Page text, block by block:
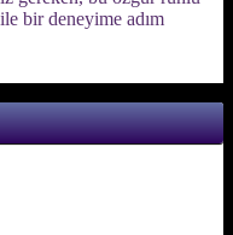
bir deneyime adım